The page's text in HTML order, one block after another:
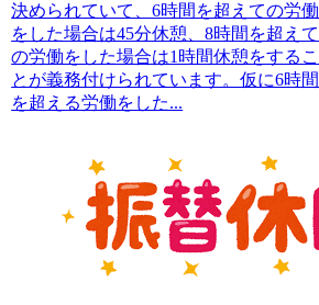
決められていて、6時間を超えての労働
をした場合は45分休憩、8時間を超えて
の労働をした場合は1時間休憩をするこ
とが義務付けられています。仮に6時間
を超える労働をした...